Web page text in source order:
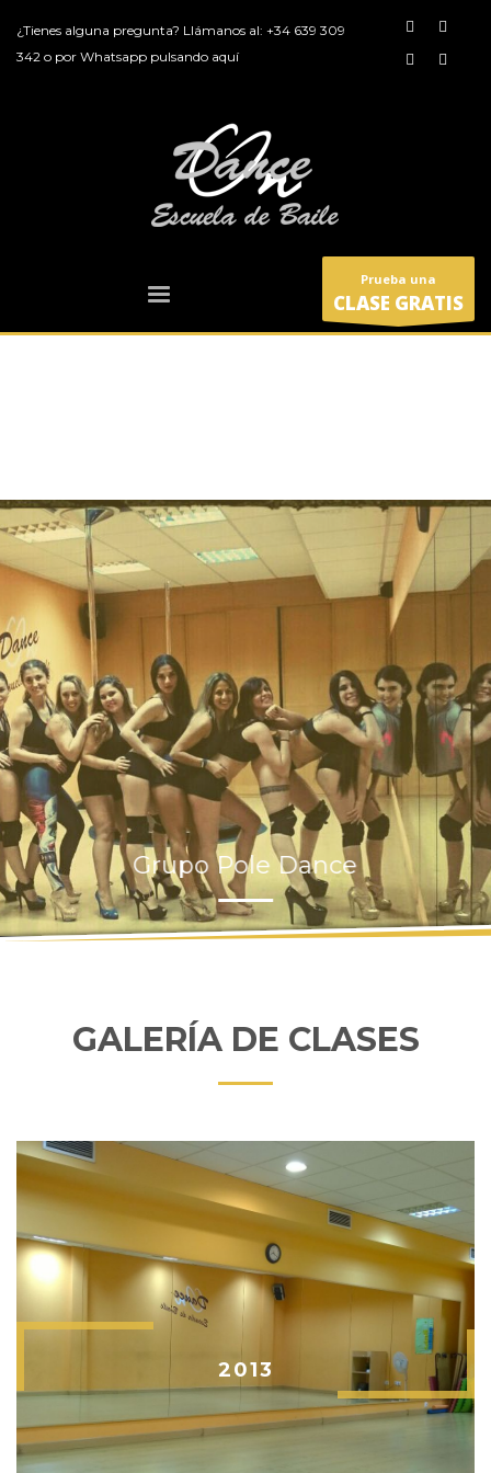
¿Tienes alguna pregunta? Llámanos al: +34 639 309
342 o por Whatsapp pulsando aquí
Prueba una
CLASE GRATIS
Grupo Pole Dance
GALERÍA DE CLASES
2013